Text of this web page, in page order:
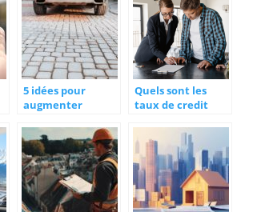
5 idées pour
augmenter
stationnement
dans votre jardin
Quels sont les
taux de credit
caisse d’epargne ?